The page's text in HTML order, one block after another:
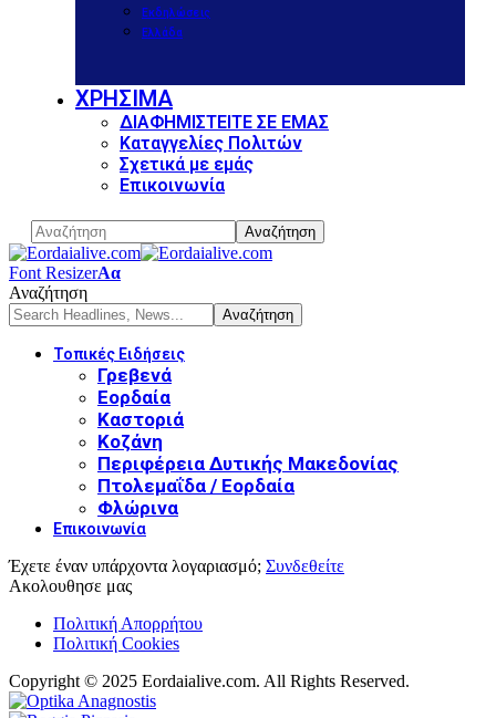
Εκδηλώσεις
Ελλάδα
ΧΡΗΣΙΜΑ
ΔΙΑΦΗΜΙΣΤΕΙΤΕ ΣΕ ΕΜΑΣ
Καταγγελίες Πολιτών
Σχετικά με εμάς
Επικοινωνία
Font ResizerΑα
Αναζήτηση
Τοπικές Ειδήσεις
Γρεβενά
Εορδαία
Καστοριά
Κοζάνη
Περιφέρεια Δυτικής Μακεδονίας
Πτολεμαΐδα / Εορδαία
Φλώρινα
Επικοινωνία
Έχετε έναν υπάρχοντα λογαριασμό; Συνδεθείτε
Ακολουθησε μας
Πολιτική Απορρήτου
Πολιτική Cookies
Copyright © 2025 Eordaialive.com. All Rights Reserved.